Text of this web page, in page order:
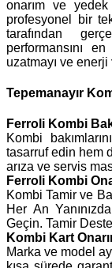
onarım ve
profesyonel bir
tarafından
performansını
uzatmayı ve
Tepemanayır
Ferroli Kombi
Kombi
tasarruf edin hem
arıza ve servis
Ferroli Kombi
Kombi Tamir ve
Her An
Geçin. Tamir
Kombi Kart
Marka ve model